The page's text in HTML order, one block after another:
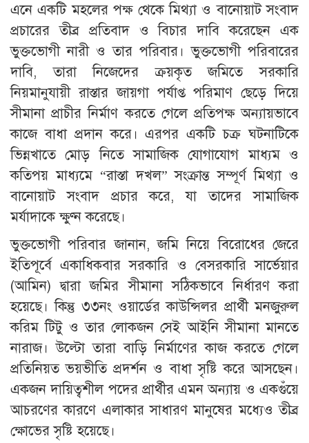
এনে একটি মহলের পক্ষ থেকে মিথ্যা ও বানোয়াট সংবাদ
প্রচারের তীব্র প্রতিবাদ ও বিচার দাবি করেছেন এক
ভুক্তভোগী নারী ও তার পরিবার। ভুক্তভোগী পরিবারের
দাবি, তারা নিজেদের ক্রয়কৃত জমিতে সরকারি
নিয়মানুযায়ী রাস্তার জায়গা পর্যাপ্ত পরিমাণ ছেড়ে দিয়ে
সীমানা প্রাচীর নির্মাণ করতে গেলে প্রতিপক্ষ অন্যায়ভাবে
কাজে বাধা প্রদান করে। এরপর একটি চক্র ঘটনাটিকে
ভিন্নখাতে মোড় নিতে সামাজিক যোগাযোগ মাধ্যম ও
কতিপয় মাধ্যমে “রাস্তা দখল” সংক্রান্ত সম্পূর্ণ মিথ্যা ও
বানোয়াট সংবাদ প্রচার করে, যা তাদের সামাজিক
মর্যাদাকে ক্ষুণ্ন করেছে।
​ভুক্তভোগী পরিবার জানান, জমি নিয়ে বিরোধের জেরে
ইতিপূর্বে একাধিকবার সরকারি ও বেসরকারি সার্ভেয়ার
(আমিন) দ্বারা জমির সীমানা সঠিকভাবে নির্ধারণ করা
হয়েছে। কিন্তু ৩৩নং ওয়ার্ডের কাউন্সিলর প্রার্থী মনজুরুল
করিম টিটু ও তার লোকজন সেই আইনি সীমানা মানতে
নারাজ। উল্টো তারা বাড়ি নির্মাণের কাজ করতে গেলে
প্রতিনিয়ত ভয়ভীতি প্রদর্শন ও বাধা সৃষ্টি করে আসছেন।
একজন দায়িত্বশীল পদের প্রার্থীর এমন অন্যায় ও একগুঁয়ে
আচরণের কারণে এলাকার সাধারণ মানুষের মধ্যেও তীব্র
ক্ষোভের সৃষ্টি হয়েছে।